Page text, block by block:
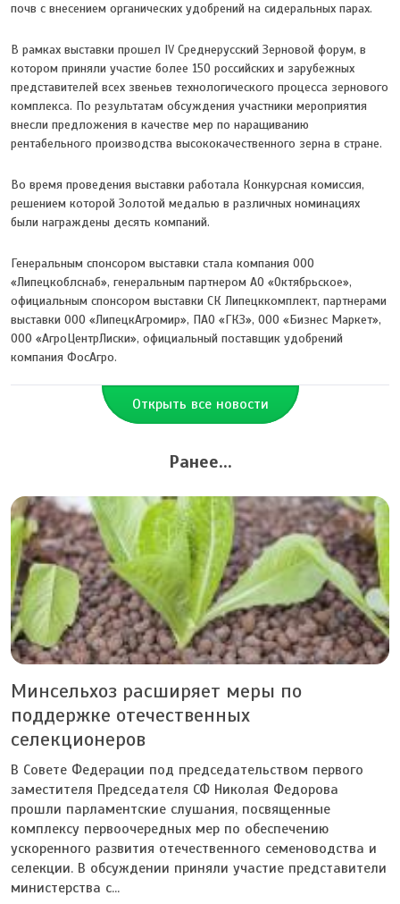
почв с внесением органических удобрений на сидеральных парах.
В рамках выставки прошел IV Среднерусский Зерновой форум, в
котором приняли участие более 150 российских и зарубежных
представителей всех звеньев технологического процесса зернового
комплекса. По результатам обсуждения участники мероприятия
внесли предложения в качестве мер по наращиванию
рентабельного производства высококачественного зерна в стране.
Во время проведения выставки работала Конкурсная комиссия,
решением которой Золотой медалью в различных номинациях
были награждены десять компаний.
Генеральным спонсором выставки стала компания ООО
«Липецкоблснаб», генеральным партнером АО «Октябрьское»,
официальным спонсором выставки СК Липецккомплект, партнерами
выставки ООО «ЛипецкАгромир», ПАО «ГКЗ», ООО «Бизнес Маркет»,
ООО «АгроЦентрЛиски», официальный поставщик удобрений
компания ФосАгро.
Открыть все новости
Ранее...
Минсельхоз расширяет меры по
поддержке отечественных
селекционеров
В Совете Федерации под председательством первого
заместителя Председателя СФ Николая Федорова
прошли парламентские слушания, посвященные
комплексу первоочередных мер по обеспечению
ускоренного развития отечественного семеноводства и
селекции. В обсуждении приняли участие представители
министерства с...